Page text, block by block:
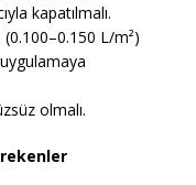
kapatılmalı.
(0.100–0.150 L/m²)
olmalı.